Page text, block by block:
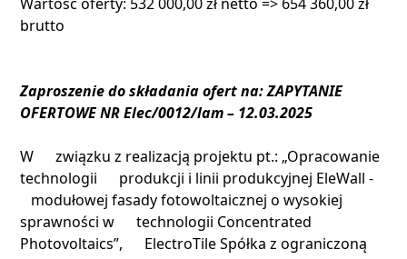
brutto
Zaproszenie do składania ofert na: ZAPYTANIE
OFERTOWE NR Elec/0012/lam – 12.03.2025
W związku z realizacją projektu pt.: „Opracowanie
technologii produkcji i linii produkcyjnej EleWall -
modułowej fasady fotowoltaicznej o wysokiej
sprawności w technologii Concentrated
Photovoltaics”, ElectroTile Spółka z ograniczoną